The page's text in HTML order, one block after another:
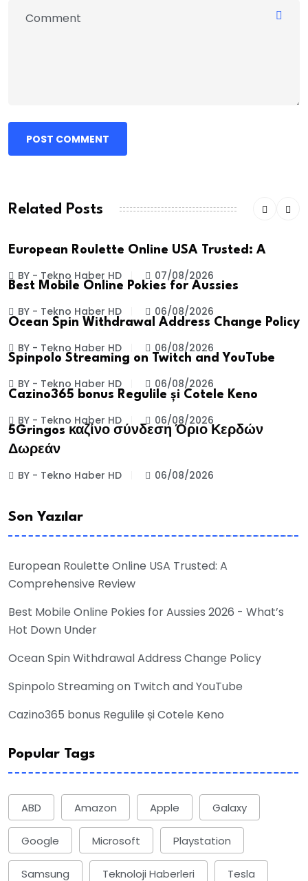
POST COMMENT
Related Posts
European Roulette Online USA Trusted: A
BY - Tekno Haber HD 07/08/2026
Best Mobile Online Pokies for Aussies
BY - Tekno Haber HD 06/08/2026
Ocean Spin Withdrawal Address Change Policy
BY - Tekno Haber HD 06/08/2026
Spinpolo Streaming on Twitch and YouTube
BY - Tekno Haber HD 06/08/2026
Cazino365 bonus Regulile și Cotele Keno
BY - Tekno Haber HD 06/08/2026
5Gringos καζίνο σύνδεση Όριο Κερδών
Δωρεάν
BY - Tekno Haber HD 06/08/2026
Son Yazılar
European Roulette Online USA Trusted: A
Comprehensive Review
Best Mobile Online Pokies for Aussies 2026 - What’s
Hot Down Under
Ocean Spin Withdrawal Address Change Policy
Spinpolo Streaming on Twitch and YouTube
Cazino365 bonus Regulile și Cotele Keno
Popular Tags
ABD Amazon Apple Galaxy
Google Microsoft Playstation
Samsung Teknoloji Haberleri Tesla